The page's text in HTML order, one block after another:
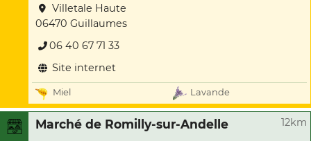
Villetale Haute
06470 Guillaumes
06 40 67 71 33
Site internet
Miel Lavande
Marché de Romilly-sur-Andelle 12km